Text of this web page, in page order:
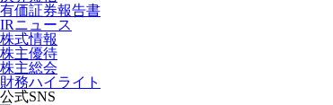
有価証券報告書
IRニュース
株式情報
株主優待
株主総会
財務ハイライト
公式SNS